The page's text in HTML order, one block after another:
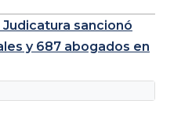
sancionó
y 687 abogados en